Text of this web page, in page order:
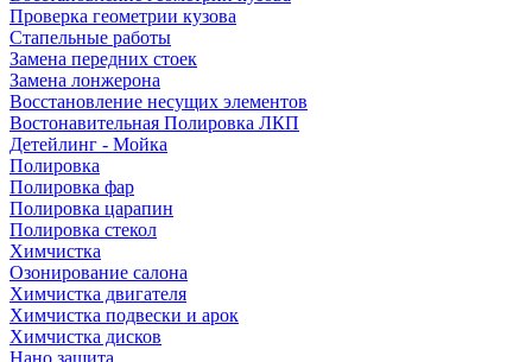
Проверка геометрии кузова
Стапельные работы
Замена передних стоек
Замена лонжерона
Восстановление несущих элементов
Востонавительная Полировка ЛКП
Детейлинг - Мойка
Полировка
Полировка фар
Полировка царапин
Полировка стекол
Химчистка
Озонирование салона
Химчистка двигателя
Химчистка подвески и арок
Химчистка дисков
Нано защита